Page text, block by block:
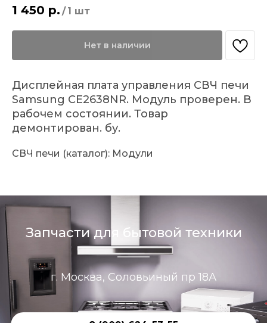
1 450 р. / 1 шт
Нет в наличии
Дисплейная плата управления СВЧ печи
Samsung CE2638NR. Модуль проверен. В
рабочем состоянии. Товар
демонтирован. бу.
СВЧ печи (каталог): Модули
Запчасти для бытовой техники
г. Москва, Соловьиный пр 18А